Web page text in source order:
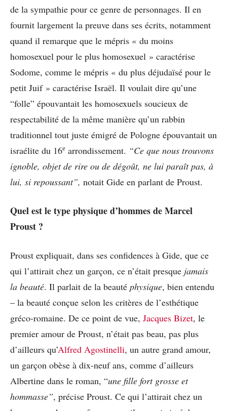
de la sympathie pour ce genre de personnages. Il en
fournit largement la preuve dans ses écrits, notamment
quand il remarque que le mépris « du moins
homosexuel pour le plus homosexuel » caractérise
Sodome, comme le mépris « du plus déjudaïsé pour le
petit Juif » caractérise Israël. Il voulait dire qu’une
“folle” épouvantait les homosexuels soucieux de
respectabilité de la même manière qu’un rabbin
traditionnel tout juste émigré de Pologne épouvantait un
israélite du 16e arrondissement. “Ce que nous trouvons
ignoble, objet de rire ou de dégoût, ne lui paraît pas, à
lui, si repoussant”, notait Gide en parlant de Proust.
Quel est le type physique d’hommes de Marcel
Proust ?
Proust expliquait, dans ses confidences à Gide, que ce
qui l’attirait chez un garçon, ce n’était presque jamais
la beauté. Il parlait de la beauté physique, bien entendu
– la beauté conçue selon les critères de l’esthétique
gréco-romaine. De ce point de vue, Jacques Bizet, le
premier amour de Proust, n’était pas beau, pas plus
d’ailleurs qu’Alfred Agostinelli, un autre grand amour,
un garçon obèse à dix-neuf ans, comme d’ailleurs
Albertine dans le roman, “une fille fort grosse et
hommasse”, précise Proust. Ce qui l’attirait chez un